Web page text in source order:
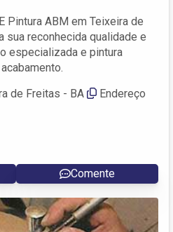
Pintura ABM em Teixeira de
sua reconhecida qualidade e
especializada e pintura
de Freitas - BA
Endereço
Comente